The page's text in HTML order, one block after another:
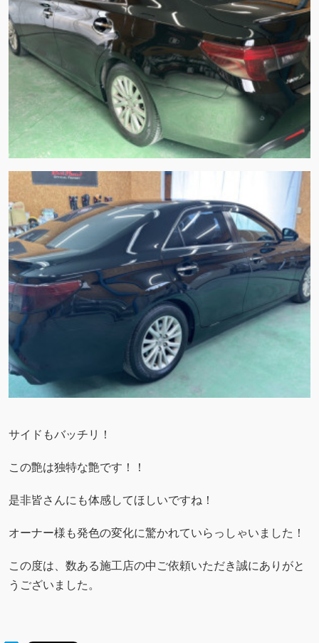
サイドもバッチリ！
この艶は独特な艶です！！
是非皆さんにも体感してほしいですね！
オーナー様も発色の変化に驚かれていらっしゃいました！
この度は、数ある施工店の中ご依頼いただき誠にありがと
うございました。